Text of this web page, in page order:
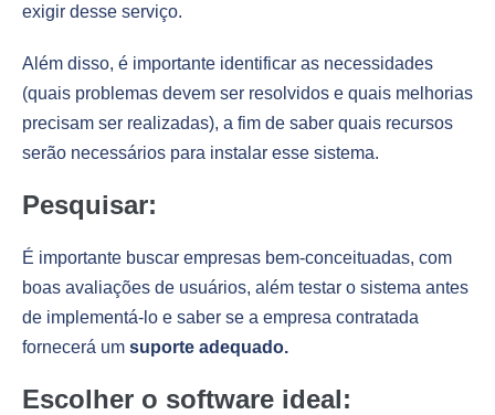
exigir desse serviço.
Além disso, é importante identificar as necessidades
(quais problemas devem ser resolvidos e quais melhorias
precisam ser realizadas), a fim de saber quais recursos
serão necessários para instalar esse sistema.
Pesquisar:
É importante buscar empresas bem-conceituadas, com
boas avaliações de usuários, além testar o sistema antes
de implementá-lo e saber se a empresa contratada
fornecerá um suporte adequado.
Escolher o software ideal: